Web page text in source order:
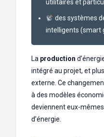
utilitaires et
des systèmes
intelligents (smart
La production
intégré au projet, et
externe. Ce
à des modèles
deviennent eux-
d’énergie.